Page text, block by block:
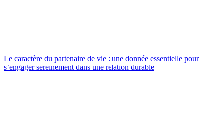
Le caractère du partenaire de vie : une donnée essentielle pour
s’engager sereinement dans une relation durable